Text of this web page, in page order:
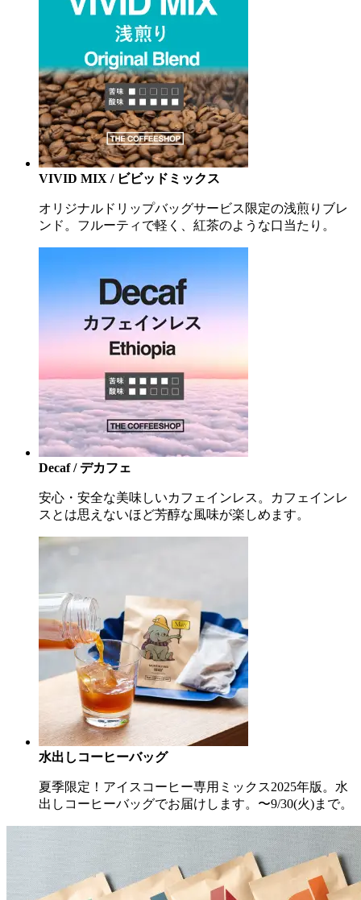
VIVID MIX / ビビッドミックス
オリジナルドリップバッグサービス限定の浅煎りブレ
ンド。フルーティで軽く、紅茶のような口当たり。
Decaf / デカフェ
安心・安全な美味しいカフェインレス。カフェインレ
スとは思えないほど芳醇な風味が楽しめます。
水出しコーヒーバッグ
夏季限定！アイスコーヒー専用ミックス2025年版。水
出しコーヒーバッグでお届けします。〜9/30(火)まで。